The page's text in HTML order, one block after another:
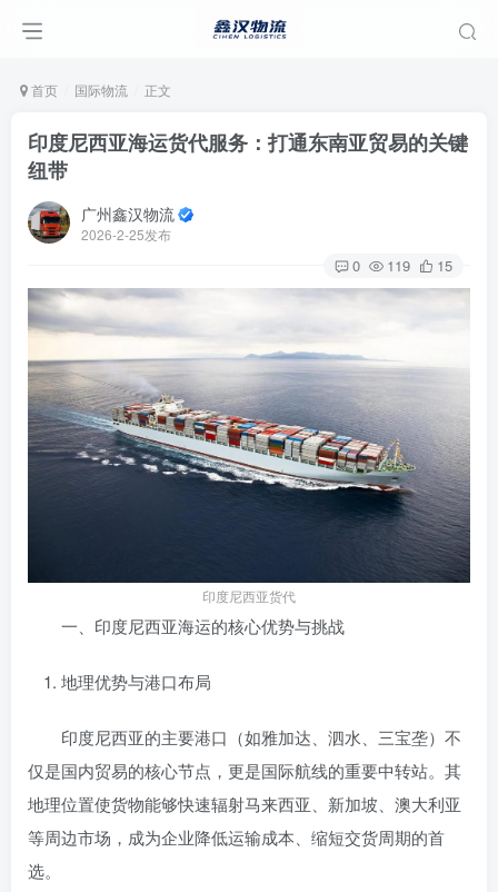
首页 国际物流 正文
印度尼西亚海运货代服务：打通东南亚贸易的关键
纽带
广州鑫汉物流
2026-2-25发布
0 119 15
印度尼西亚货代
一、印度尼西亚海运的核心优势与挑战
地理优势与港口布局
印度尼西亚的主要港口（如雅加达、泗水、三宝垄）不
仅是国内贸易的核心节点，更是国际航线的重要中转站。其
地理位置使货物能够快速辐射马来西亚、新加坡、澳大利亚
等周边市场，成为企业降低运输成本、缩短交货周期的首
选。